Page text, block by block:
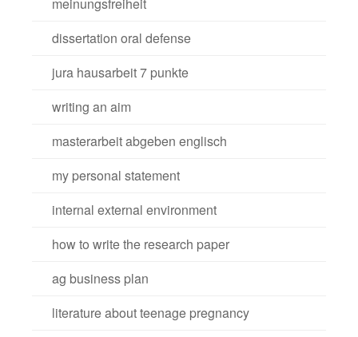
dissertation oral defense
jura hausarbeit 7 punkte
writing an aim
masterarbeit abgeben englisch
my personal statement
internal external environment
how to write the research paper
ag business plan
literature about teenage pregnancy